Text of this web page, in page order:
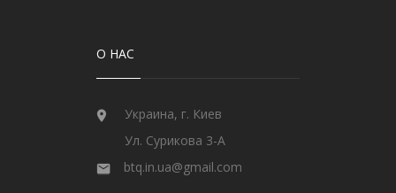
О НАС
Украина, г. Киев
Ул. Сурикова 3-А
btq.in.ua@gmail.com